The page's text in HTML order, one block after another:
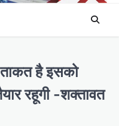
ताकत है इसको
रहूगी -शक्तावत